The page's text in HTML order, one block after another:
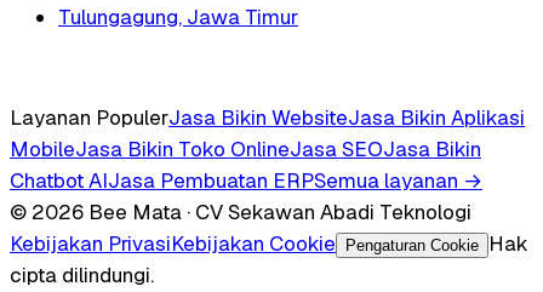
Tulungagung, Jawa Timur
Layanan PopulerJasa Bikin WebsiteJasa Bikin Aplikasi
MobileJasa Bikin Toko OnlineJasa SEOJasa Bikin
Chatbot AIJasa Pembuatan ERPSemua layanan →
© 2026 Bee Mata · CV Sekawan Abadi Teknologi
Kebijakan PrivasiKebijakan Cookie Pengaturan Cookie
Hak
cipta dilindungi.